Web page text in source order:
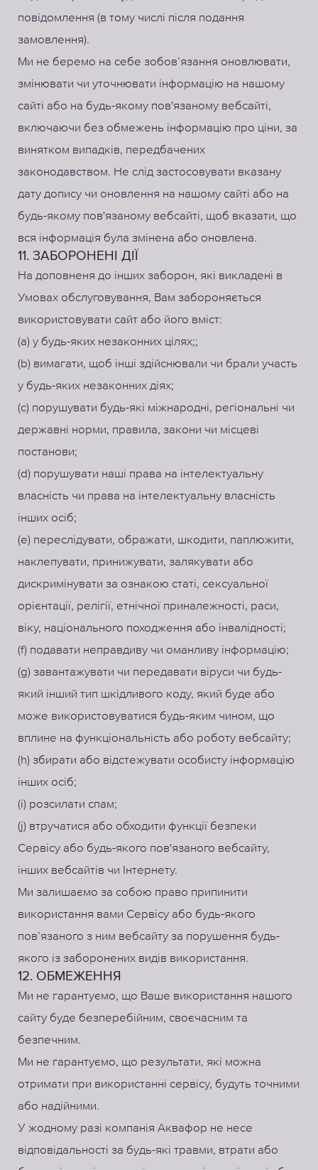
повідомлення (в тому числі після подання
замовлення).
Ми не беремо на себе зобов’язання оновлювати,
змінювати чи уточнювати інформацію на нашому
сайті або на будь-якому пов'язаному вебсайті,
включаючи без обмежень інформацію про ціни, за
винятком випадків, передбачених
законодавством. Не слід застосовувати вказану
дату допису чи оновлення на нашому сайті або на
будь-якому пов'язаному вебсайті, щоб вказати, що
вся інформація була змінена або оновлена.
11. ЗАБОРОНЕНІ ДІЇ
На доповненя до інших заборон, які викладені в
Умовах обслуговування, Вам забороняється
використовувати сайт або його вміст:
(а) у будь-яких незаконних цілях;;
(b) вимагати, щоб інші здійснювали чи брали участь
у будь-яких незаконних діях;
(c) порушувати будь-які міжнародні, регіональні чи
державні норми, правила, закони чи місцеві
постанови;
(d) порушувати наші права на інтелектуальну
власність чи права на інтелектуальну власність
інших осіб;
(e) переслідувати, ображати, шкодити, паплюжити,
наклепувати, принижувати, залякувати або
дискримінувати за ознакою статі, сексуальної
орієнтації, релігії, етнічної приналежності, раси,
віку, національного походження або інвалідності;
(f) подавати неправдиву чи оманливу інформацію;
(g) завантажувати чи передавати віруси чи будь-
який інший тип шкідливого коду, який буде або
може використовуватися будь-яким чином, що
вплине на функціональність або роботу вебсайту;
(h) збирати або відстежувати особисту інформацію
інших осіб;
(i) розсилати спам;
(j) втручатися або обходити функції безпеки
Сервісу або будь-якого пов'язаного вебсайту,
інших вебсайтів чи Інтернету.
Ми залишаємо за собою право припинити
використання вами Сервісу або будь-якого
пов’язаного з ним вебсайту за порушення будь-
якого із заборонених видів використання.
12. ОБМЕЖЕННЯ
Ми не гарантуємо, що Ваше використання нашого
сайту буде безперебійним, своєчасним та
безпечним.
Ми не гарантуємо, що результати, які можна
отримати при використанні сервісу, будуть точними
або надійними.
У жодному разі компанія Аквафор не несе
відповідальності за будь-які травми, втрати або